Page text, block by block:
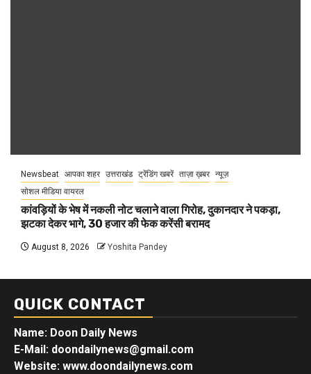
Newsbeat आपका शहर उत्तराखंड ट्रेंडिंग खबरें ताज़ा ख़बर न्यूज़
सोशल मीडिया वायरल
कांवड़ियों के भेष में नकली नोट चलाने वाला गिरोह, दुकानदार ने पकड़ा,
झटका देकर भागे, 30 हजार की फेक करेंसी बरामद
August 8, 2026 Yoshita Pandey
QUICK CONTACT
Name: Doon Daily News
E-Mail: doondailynews@gmail.com
Website: www.doondailynews.com